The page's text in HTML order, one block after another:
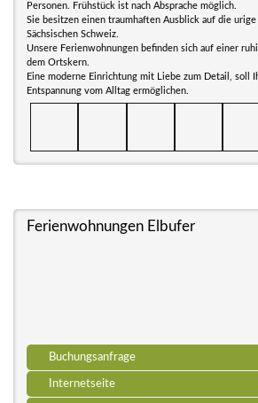
Personen. Frühstück ist nach Absprache möglich.
Sie besitzen einen traumhaften Ausblick auf die
Sächsischen Schweiz.
Unsere Ferienwohnungen befinden sich auf einer
dem Ortskern.
Eine moderne Einrichtung mit Liebe zum Detail, soll
Entspannung vom Alltag ermöglichen.
Ferienwohnungen Elbufer
Buchungsanfrage
Internetseite